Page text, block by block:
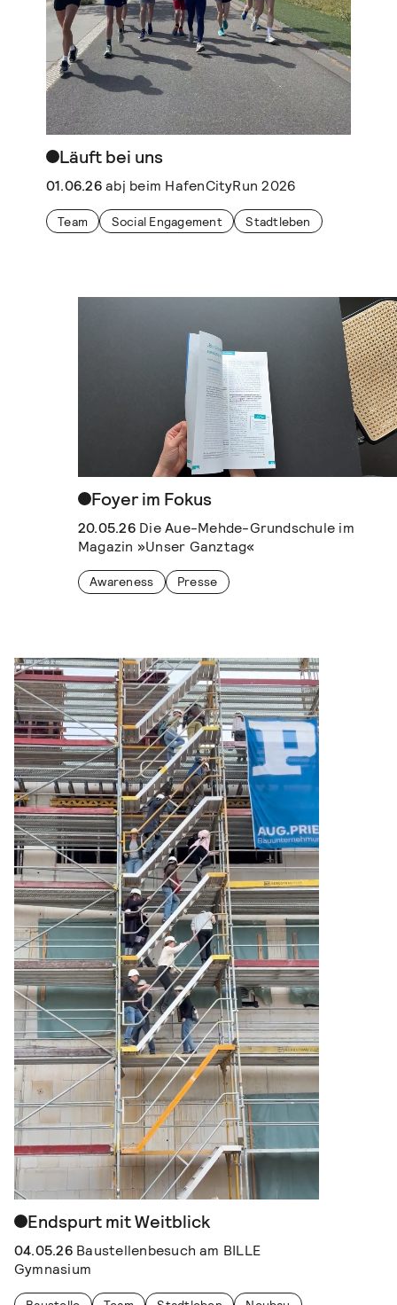
Läuft bei uns
01.06.26abj beim HafenCityRun 2026
Team Social Engagement Stadtleben
Foyer im Fokus
20.05.26Die Aue-Mehde-Grundschule im
Magazin »Unser Ganztag«
Awareness Presse
Endspurt mit Weitblick
04.05.26Baustellenbesuch am BILLE
Gymnasium